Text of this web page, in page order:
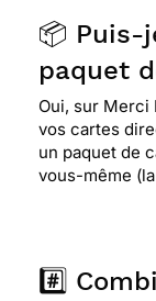
📦 Puis-
paquet
Oui, sur Merci
vos cartes
un paquet de
vous-même
#️⃣